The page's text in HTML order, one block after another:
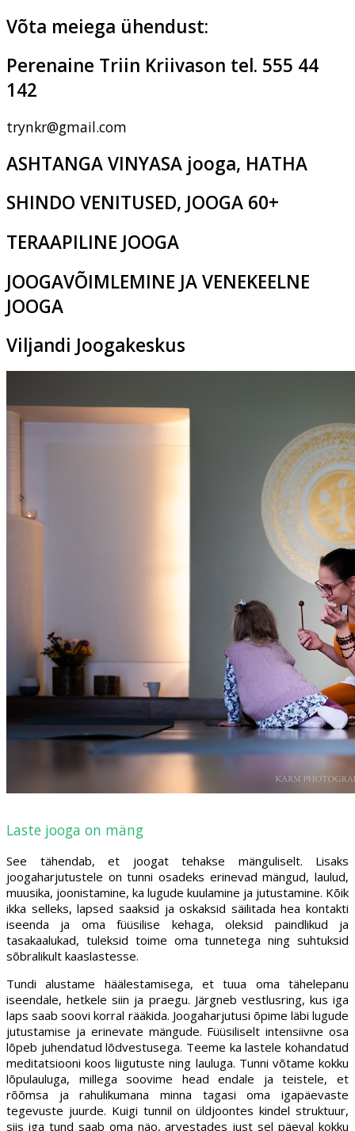
Võta meiega ühendust:
Perenaine Triin Kriivason tel. 555 44
142
trynkr@gmail.com
ASHTANGA VINYASA jooga, HATHA
SHINDO VENITUSED, JOOGA 60+
TERAAPILINE JOOGA
JOOGAVÕIMLEMINE JA VENEKEELNE
JOOGA
Viljandi Joogakeskus
Oled oodatud!
Laste jooga on mäng
See tähendab, et joogat tehakse mänguliselt. Lisaks
joogaharjutustele on tunni osadeks erinevad mängud, laulud,
muusika, joonistamine, ka lugude kuulamine ja jutustamine. Kõik
ikka selleks, lapsed saaksid ja oskaksid säilitada hea kontakti
iseenda ja oma füüsilise kehaga, oleksid paindlikud ja
tasakaalukad, tuleksid toime oma tunnetega ning suhtuksid
sõbralikult kaaslastesse.
Tundi alustame häälestamisega, et tuua oma tähelepanu
iseendale, hetkele siin ja praegu. Järgneb vestlusring, kus iga
laps saab soovi korral rääkida. Joogaharjutusi õpime läbi lugude
jutustamise ja erinevate mängude. Füüsiliselt intensiivne osa
lõpeb juhendatud lõdvestusega. Teeme ka lastele kohandatud
meditatsiooni koos liigutuste ning lauluga. Tunni võtame kokku
lõpulauluga, millega soovime head endale ja teistele, et
rõõmsa ja rahulikumana minna tagasi oma igapäevaste
tegevuste juurde. Kuigi tunnil on üldjoontes kindel struktuur,
siis iga tund saab oma näo, arvestades just sel päeval kokku